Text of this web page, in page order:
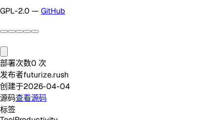
GPL-2.0 — GitHub
部署次数0 次
发布者futurize.rush
创建于2026-04-04
源码查看源码
标签